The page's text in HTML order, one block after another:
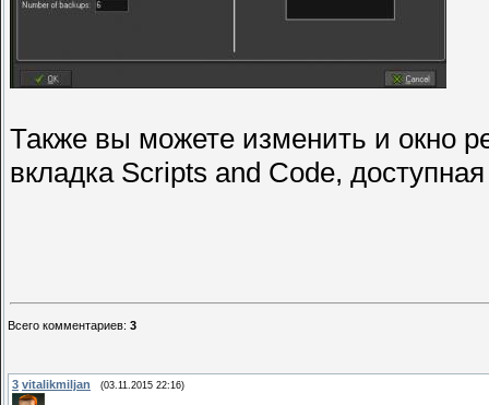
Также вы можете изменить и окно
вкладка Scripts and Code,
Всего комментариев: 3
3 vitalikmiljan (03.11.2015 22:16)